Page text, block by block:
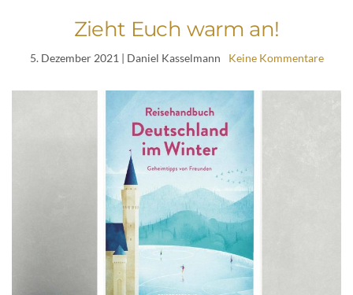
Zieht Euch warm an!
5. Dezember 2021 | Daniel Kasselmann Keine Kommentare